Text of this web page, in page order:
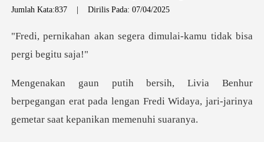
Jumlah Kata:837 |Dirilis Pada: 07/04/2025
segera dimulai-kamu tida
egangan erat pada lengan Fredi Widaya, jari-jar